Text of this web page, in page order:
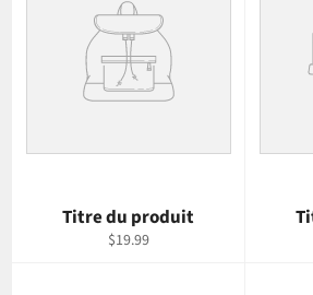
Titre du produit
$19.99